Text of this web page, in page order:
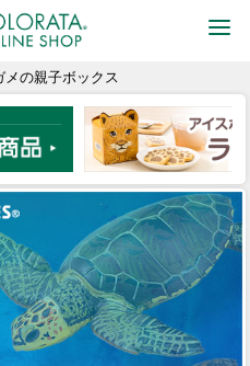
の親子ボックス